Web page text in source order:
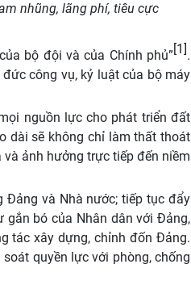
nhũng, lãng phí, tiêu cực
bộ đội và của Chính phủ”[1].
công vụ, kỷ luật của bộ máy
nguồn lực cho phát triển đất
dài sẽ không chỉ làm thất thoát
ảnh hưởng trực tiếp đến niềm
Đảng và Nhà nước; tiếp tục đẩy
gắn bó của Nhân dân với Đảng,
tác xây dựng, chỉnh đốn Đảng.
quyền lực với phòng, chống